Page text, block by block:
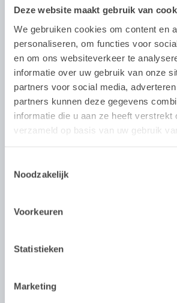
Deze website maakt gebruik van
We gebruiken cookies om content en
personaliseren, om functies voor
en om ons websiteverkeer te
informatie over uw gebruik van onze
partners voor social media,
partners kunnen deze gegevens
informatie die u aan ze heeft verstrekt
verzameld op basis van uw gebruik
Noodzakelijk
Voorkeuren
Statistieken
Marketing